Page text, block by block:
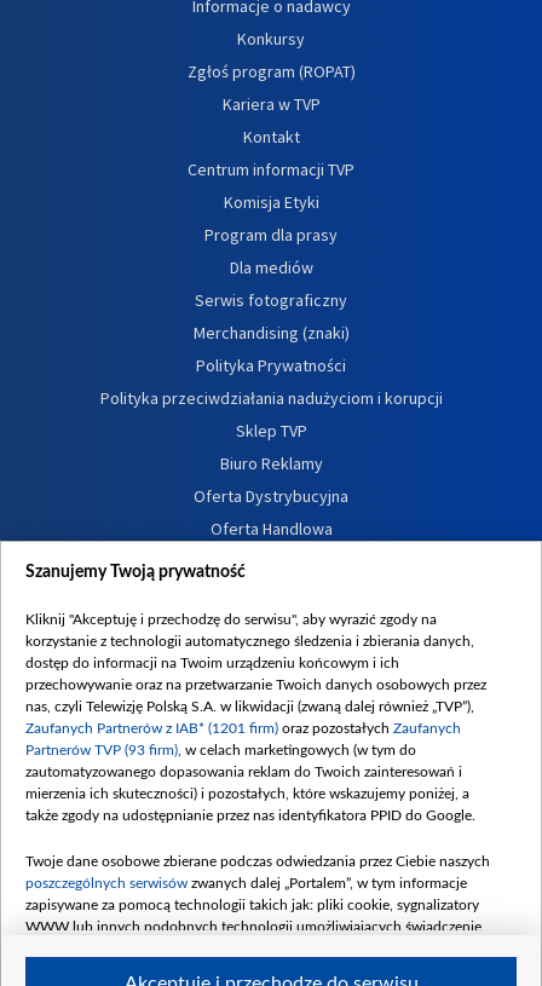
Informacje o nadawcy
Konkursy
Zgłoś program (ROPAT)
Kariera w TVP
Kontakt
Centrum informacji TVP
Komisja Etyki
Program dla prasy
Dla mediów
Serwis fotograficzny
Merchandising (znaki)
Polityka Prywatności
Polityka przeciwdziałania nadużyciom i korupcji
Sklep TVP
Biuro Reklamy
Oferta Dystrybucyjna
Oferta Handlowa
Dostępność
Procedura zgłoszeń wewnętrznych
Szanujemy Twoją prywatność
Kliknij "Akceptuję i przechodzę do serwisu", aby wyrazić zgody na
korzystanie z technologii automatycznego śledzenia i zbierania danych,
dostęp do informacji na Twoim urządzeniu końcowym i ich
przechowywanie oraz na przetwarzanie Twoich danych osobowych przez
nas, czyli Telewizję Polską S.A. w likwidacji (zwaną dalej również „TVP”),
Zaufanych Partnerów z IAB* (1201 firm) oraz pozostałych Zaufanych
Partnerów TVP (93 firm) , w celach marketingowych (w tym do
zautomatyzowanego dopasowania reklam do Twoich zainteresowań i
mierzenia ich skuteczności) i pozostałych, które wskazujemy poniżej, a
także zgody na udostępnianie przez nas identyfikatora PPID do Google.
Twoje dane osobowe zbierane podczas odwiedzania przez Ciebie naszych
poszczególnych serwisów zwanych dalej „Portalem”, w tym informacje
zapisywane za pomocą technologii takich jak: pliki cookie, sygnalizatory
WWW lub innych podobnych technologii umożliwiających świadczenie